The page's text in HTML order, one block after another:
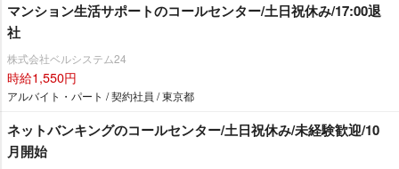
マンション生活サポートのコールセンター/土日祝休み/17:00退
社
株式会社ベルシステム24
時給1,550円
アルバイト・パート / 契約社員 / 東京都
ネットバンキングのコールセンター/土日祝休み/未経験歓迎/10
月開始